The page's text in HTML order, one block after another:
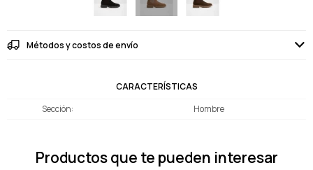
Métodos y costos de envío
CARACTERÍSTICAS
Sección
Hombre
Productos que te pueden interesar